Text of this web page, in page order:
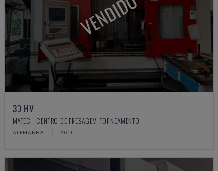
VENDIDO
30 HV
MATEC - CENTRO DE FRESAGEM-TORNEAMENTO
ALEMANHA 2010